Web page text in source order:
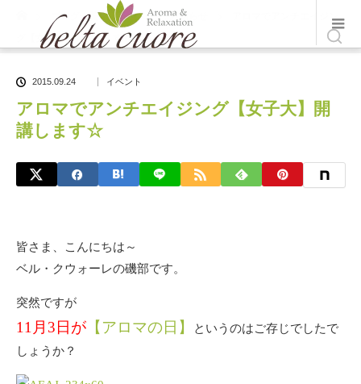
ブログ一覧 イベント, お知らせ
アロマでアンチエイジン
グ【女子大】開講します☆
2015.09.24 イベント
アロマでアンチエイジング【女子大】開
講します☆
皆さま、こんにちは～
ベル・クウォーレの磯部です。
突然ですが
11月3日が 【アロマの日】
というのはご存じでしたで
しょうか？